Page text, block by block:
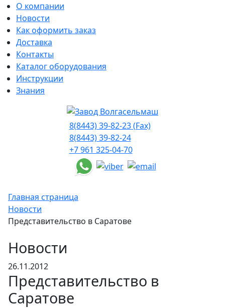
О компании
Новости
Как оформить заказ
Доставка
Контакты
Каталог оборудования
Инструкции
Знания
8(8443) 39-82-23 (Fax)
8(8443) 39-82-24
+7 961 325-04-70
Главная страница
Новости
Представительство в Саратове
Новости
26.11.2012
Представительство в
Саратове